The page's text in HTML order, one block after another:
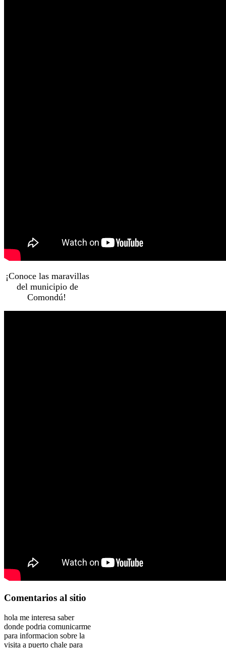
¡Conoce las maravillas
del municipio de
Comondú!
Comentarios al sitio
hola me interesa saber
donde podria comunicarme
para informacion sobre la
visita a puerto chale para